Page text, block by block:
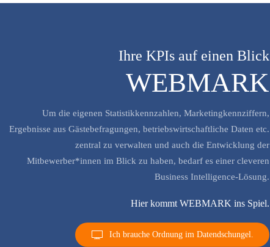
Ihre KPIs auf einen Blick
WEBMARK
Um die eigenen Statistikkennzahlen, Marketingkennziffern,
Ergebnisse aus Gästebefragungen, betriebswirtschaftliche Daten etc.
zentral zu verwalten und auch die Entwicklung der
Mitbewerber*innen im Blick zu haben, bedarf es einer cleveren
Business Intelligence-Lösung.
Hier kommt WEBMARK ins Spiel.
Ich brauche Ordnung im Datendschungel.